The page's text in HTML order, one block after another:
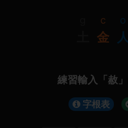
c
金
o
人
練習輸入「赦
字根表